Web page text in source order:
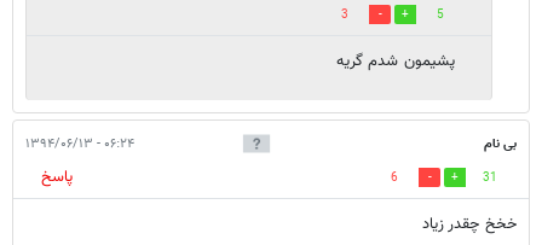
5
3
پشیمون شدم گریه
بی نام ۰۶:۲۴ - ۱۳۹۴/۰۶/۱۳
31
6
پاسخ
خخخ چقدر زیاد